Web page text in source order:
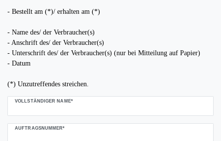
- Bestellt am (*)/ erhalten am (*)
- Name des/ der Verbraucher(s)
- Anschrift des/ der Verbraucher(s)
- Unterschrift des/ der Verbraucher(s) (nur bei Mitteilung auf Papier)
- Datum
(*) Unzutreffendes streichen.
VOLLSTÄNDIGER NAME*
AUFTRAGSNUMMER*
Ceres::Template.mailFormHoneypotLabel